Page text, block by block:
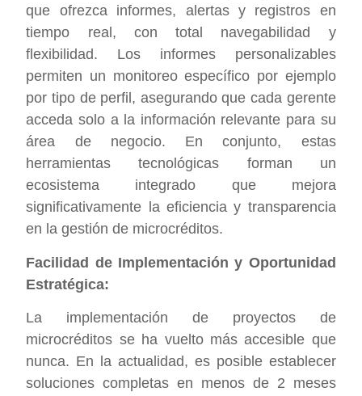
que ofrezca informes, alertas y registros en
tiempo real, con total navegabilidad y
flexibilidad. Los informes personalizables
permiten un monitoreo específico por ejemplo
por tipo de perfil, asegurando que cada gerente
acceda solo a la información relevante para su
área de negocio. En conjunto, estas
herramientas tecnológicas forman un
ecosistema integrado que mejora
significativamente la eficiencia y transparencia
en la gestión de microcréditos.
Facilidad de Implementación y Oportunidad
Estratégica:
La implementación de proyectos de
microcréditos se ha vuelto más accesible que
nunca. En la actualidad, es posible establecer
soluciones completas en menos de 2 meses